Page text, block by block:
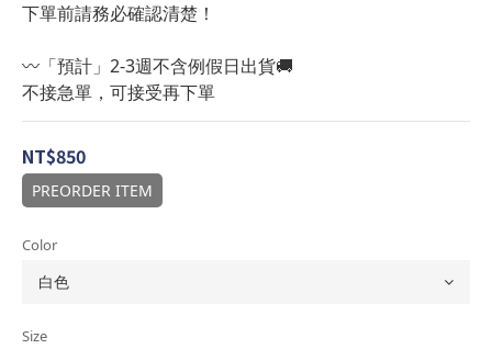
下單前請務必確認清楚！
〰️「預計」2-3週不含例假日出貨🚚
不接急單，可接受再下單
NT$850
PREORDER ITEM
Color
Size